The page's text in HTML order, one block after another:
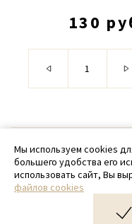
130
©
+ 7
Мы используем cookies
большего удобства его
использовать сайт, Вы
файлов cookies